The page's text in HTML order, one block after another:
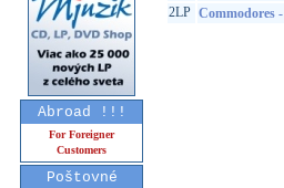
Abroad !!!
For Foreigner
Customers
Poštovné
2LP Commodores